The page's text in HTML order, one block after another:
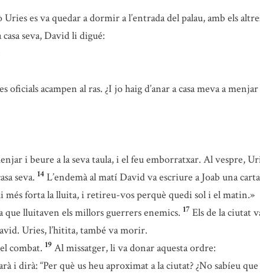
Uries es va quedar a dormir a l’entrada del palau, amb els
seva, David li digué:
acampen al ras. ¿I jo haig d’anar a casa meva a
i beure a la seva taula, i el feu emborratxar. Al vespre,
seva. 14 L’endemà al matí David va escriure a Joab una
més forta la lluita, i retireu-vos perquè quedi sol i el matin.»
que lluitaven els millors guerrers enemics. 17 Els de la ciutat
Uries, l’hitita, també va morir.
combat. 19 Al missatger, li va donar aquesta ordre:
i dirà: “Per què us heu aproximat a la ciutat? ¿No sabíeu